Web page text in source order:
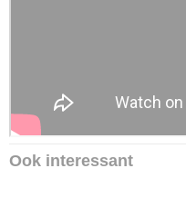
Ook interessant